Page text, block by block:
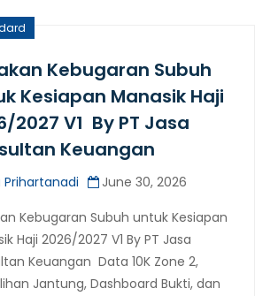
Kebugaran Subuh
Kesiapan Manasik Haji
2027 V1 By PT Jasa
Keuangan
Prihartanadi
June 30, 2026
Kebugaran Subuh untuk Kesiapan
Haji 2026/2027 V1 By PT Jasa
Keuangan Data 10K Zone 2,
Jantung, Dashboard Bukti, dan